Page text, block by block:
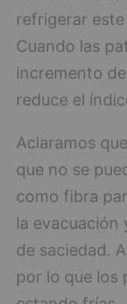
refrigerar
Cuando las
incremento
reduce el
Aclaramos
que no se
como fibra
la evacuación
de saciedad.
por lo que los